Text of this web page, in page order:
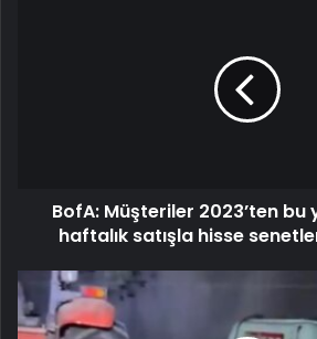
BofA: Müşteriler 2023’ten bu
haftalık satışla hisse